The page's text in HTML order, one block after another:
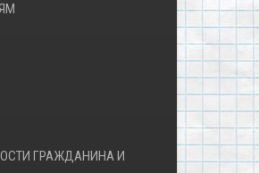
ГРАЖДАНИНА И